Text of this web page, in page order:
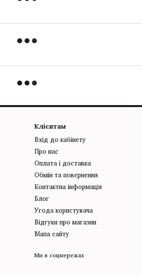
Клієнтам
Вхід до кабінету
Про нас
Оплата і доставка
Обмін та повернення
Контактна інформація
Блог
Угода користувача
Відгуки про магазин
Мапа сайту
Ми в соцмережах